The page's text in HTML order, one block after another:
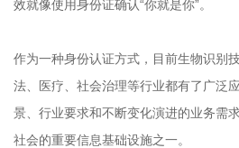
效就像使用身份证确认“你就是你”。
作为一种身份认证方式，目前生物识别
法、医疗、社会治理等行业都有了广泛
景、行业要求和不断变化演进的业务需
社会的重要信息基础设施之一。